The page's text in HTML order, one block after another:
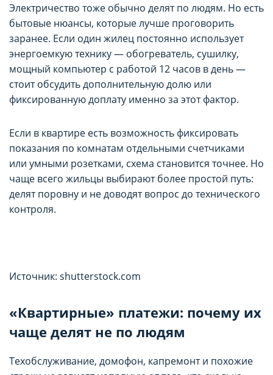
Электричество тоже обычно делят по людям. Но есть
бытовые нюансы, которые лучше проговорить
заранее. Если один жилец постоянно использует
энергоемкую технику — обогреватель, сушилку,
мощный компьютер с работой 12 часов в день —
стоит обсудить дополнительную долю или
фиксированную доплату именно за этот фактор.
Если в квартире есть возможность фиксировать
показания по комнатам отдельными счетчиками
или умными розетками, схема становится точнее. Но
чаще всего жильцы выбирают более простой путь:
делят поровну и не доводят вопрос до технического
контроля.
Источник: shutterstock.com
«Квартирные» платежи: почему их
чаще делят не по людям
Техобслуживание, домофон, капремонт и похожие